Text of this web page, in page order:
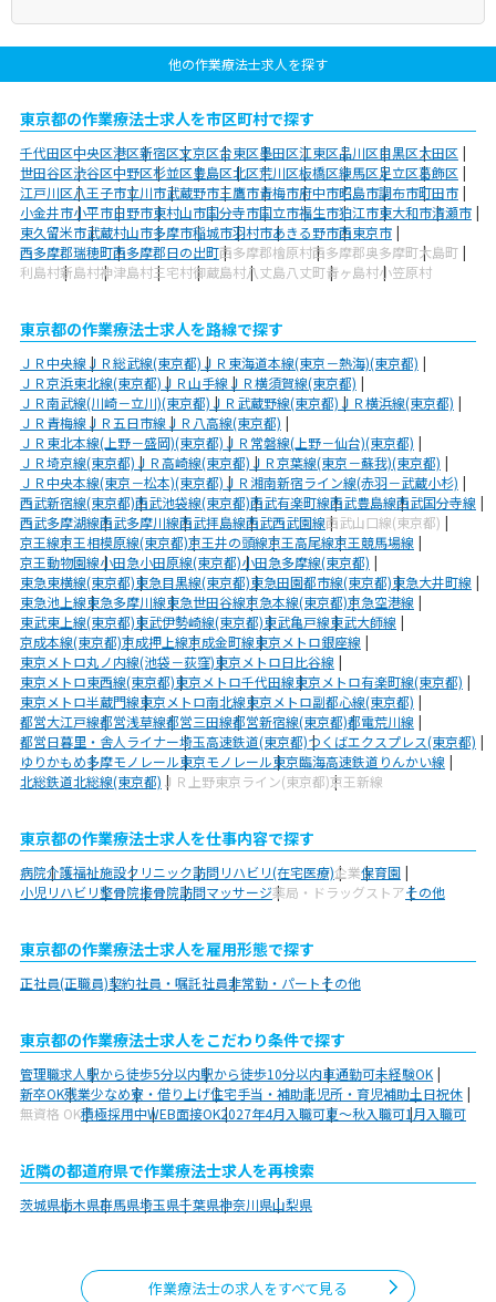
他の作業療法士求人を探す
東京都の作業療法士求人を市区町村で探す
千代田区中央区港区新宿区文京区台東区墨田区江東区品川区目黒区大田区
世田谷区渋谷区中野区杉並区豊島区北区荒川区板橋区練馬区足立区葛飾区
江戸川区八王子市立川市武蔵野市三鷹市青梅市府中市昭島市調布市町田市
小金井市小平市日野市東村山市国分寺市国立市福生市狛江市東大和市清瀬市
東久留米市武蔵村山市多摩市稲城市羽村市あきる野市西東京市
西多摩郡瑞穂町西多摩郡日の出町西多摩郡檜原村西多摩郡奥多摩町大島町
利島村新島村神津島村三宅村御蔵島村八丈島八丈町青ヶ島村小笠原村
東京都の作業療法士求人を路線で探す
ＪＲ中央線ＪＲ総武線(東京都)ＪＲ東海道本線(東京－熱海)(東京都)
ＪＲ京浜東北線(東京都)ＪＲ山手線ＪＲ横須賀線(東京都)
ＪＲ南武線(川崎－立川)(東京都)ＪＲ武蔵野線(東京都)ＪＲ横浜線(東京都)
ＪＲ青梅線ＪＲ五日市線ＪＲ八高線(東京都)
ＪＲ東北本線(上野－盛岡)(東京都)ＪＲ常磐線(上野－仙台)(東京都)
ＪＲ埼京線(東京都)ＪＲ高崎線(東京都)ＪＲ京葉線(東京－蘇我)(東京都)
ＪＲ中央本線(東京－松本)(東京都)ＪＲ湘南新宿ライン線(赤羽－武蔵小杉)
西武新宿線(東京都)西武池袋線(東京都)西武有楽町線西武豊島線西武国分寺線
西武多摩湖線西武多摩川線西武拝島線西武西武園線西武山口線(東京都)
京王線京王相模原線(東京都)京王井の頭線京王高尾線京王競馬場線
京王動物園線小田急小田原線(東京都)小田急多摩線(東京都)
東急東横線(東京都)東急目黒線(東京都)東急田園都市線(東京都)東急大井町線
東急池上線東急多摩川線東急世田谷線京急本線(東京都)京急空港線
東武東上線(東京都)東武伊勢崎線(東京都)東武亀戸線東武大師線
京成本線(東京都)京成押上線京成金町線東京メトロ銀座線
東京メトロ丸ノ内線(池袋－荻窪)東京メトロ日比谷線
東京メトロ東西線(東京都)東京メトロ千代田線東京メトロ有楽町線(東京都)
東京メトロ半蔵門線東京メトロ南北線東京メトロ副都心線(東京都)
都営大江戸線都営浅草線都営三田線都営新宿線(東京都)都電荒川線
都営日暮里・舎人ライナー埼玉高速鉄道(東京都)つくばエクスプレス(東京都)
ゆりかもめ多摩モノレール東京モノレール東京臨海高速鉄道りんかい線
北総鉄道北総線(東京都) ＪＲ上野東京ライン(東京都)京王新線
東京都の作業療法士求人を仕事内容で探す
病院介護福祉施設クリニック訪問リハビリ(在宅医療)企業保育園
小児リハビリ整骨院接骨院訪問マッサージ薬局・ドラッグストアその他
東京都の作業療法士求人を雇用形態で探す
正社員(正職員)契約社員・嘱託社員非常勤・パートその他
東京都の作業療法士求人をこだわり条件で探す
管理職求人駅から徒歩5分以内駅から徒歩10分以内車通勤可未経験OK
新卒OK残業少なめ寮・借り上げ住宅手当・補助託児所・育児補助土日祝休
無資格 OK積極採用中WEB面接OK2027年4月入職可夏～秋入職可1月入職可
近隣の都道府県で作業療法士求人を再検索
茨城県栃木県群馬県埼玉県千葉県神奈川県山梨県
作業療法士の求人をすべて見る